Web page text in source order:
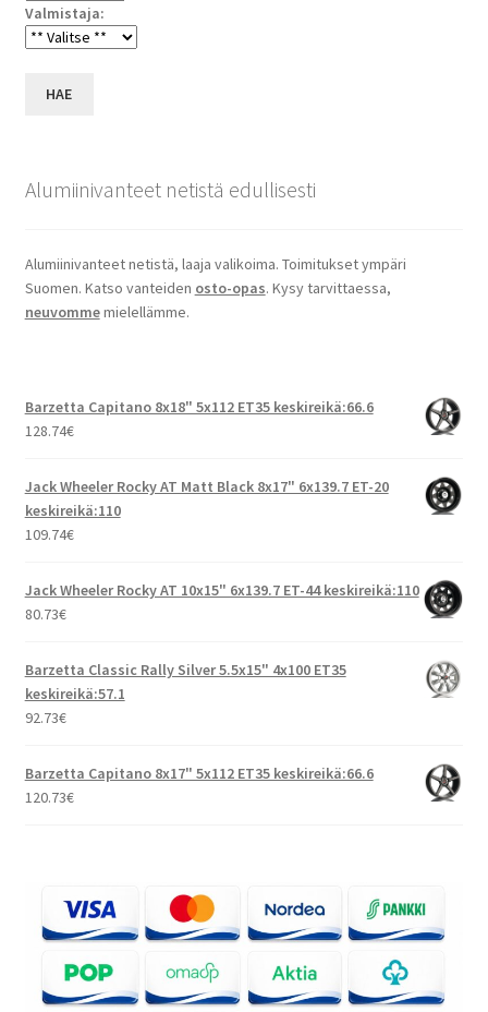
Valmistaja:
HAE
Alumiinivanteet netistä edullisesti
Alumiinivanteet netistä, laaja valikoima. Toimitukset ympäri
Suomen. Katso vanteiden osto-opas. Kysy tarvittaessa,
neuvommemielellämme.
Barzetta Capitano 8x18" 5x112 ET35 keskireikä:66.6
128.74€
Jack Wheeler Rocky AT Matt Black 8x17" 6x139.7 ET-20
keskireikä:110
109.74€
Jack Wheeler Rocky AT 10x15" 6x139.7 ET-44 keskireikä:110
80.73€
Barzetta Classic Rally Silver 5.5x15" 4x100 ET35
keskireikä:57.1
92.73€
Barzetta Capitano 8x17" 5x112 ET35 keskireikä:66.6
120.73€